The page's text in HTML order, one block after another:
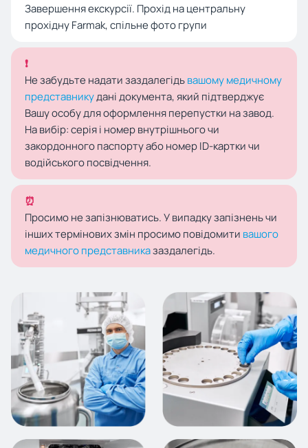
Завершення екскурсії. Прохід на центральну
прохідну Farmak, спільне фото групи
❗
Не забудьте надати заздалегідьвашому медичному
представникудані документа, який підтверджує
Вашу особу для оформлення перепустки на завод.
На вибір: серія і номер внутрішнього чи
закордонного паспорту або номер ID-картки чи
водійського посвідчення.
⏰
Просимо не запізнюватись. У випадку запізнень чи
інших термінових змін просимо повідомити вашого
медичного представниказаздалегідь.